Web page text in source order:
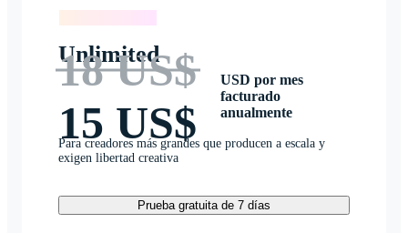
Unlimited
18 US$
15 US$
USD por mes
facturado
anualmente
Para creadores más grandes que producen a escala y
exigen libertad creativa
Prueba gratuita de 7 días